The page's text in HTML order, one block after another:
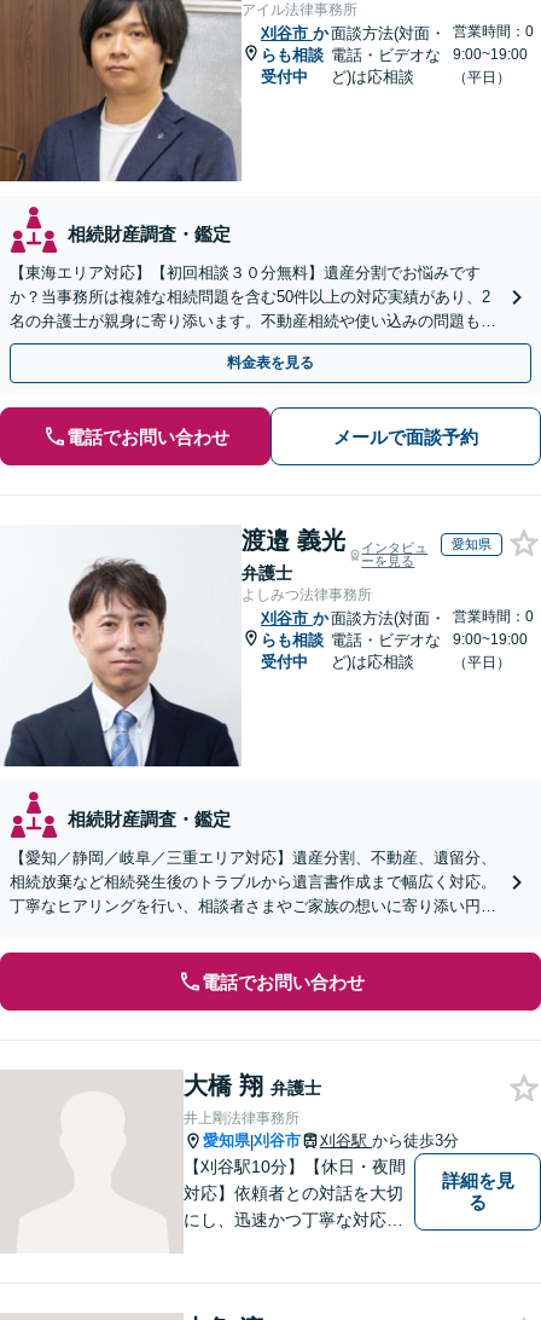
アイル法律事務所
刈谷市 か
らも相談
受付中
面談方法(対面・
電話・ビデオな
ど)は応相談
営業時間：0
9:00~19:00
（平日）
相続財産調査・鑑定
【東海エリア対応】【初回相談３０分無料】遺産分割でお悩みです
か？当事務所は複雑な相続問題を含む50件以上の対応実績があり、2
名の弁護士が親身に寄り添います。不動産相続や使い込みの問題も分
かりやすく解説。WEB相談可能。LINE予約受付中
料金表を見る
電話でお問い合わせ メールで面談予約
渡邉 義光
弁護士
インタビュ
ーを見る
愛知県
よしみつ法律事務所
刈谷市 か
らも相談
受付中
面談方法(対面・
電話・ビデオな
ど)は応相談
営業時間：0
9:00~19:00
（平日）
相続財産調査・鑑定
【愛知／静岡／岐阜／三重エリア対応】遺産分割、不動産、遺留分、
相続放棄など相続発生後のトラブルから遺言書作成まで幅広く対応。
丁寧なヒアリングを行い、相談者さまやご家族の想いに寄り添い円滑
電話でお問い合わせ
大橋 翔 弁護士
井上剛法律事務所
愛知県|刈谷市 刈谷駅 から徒歩3分
【刈谷駅10分】【休日・夜間
対応】依頼者との対話を大切
にし、迅速かつ丁寧な対応を
詳細を見
る